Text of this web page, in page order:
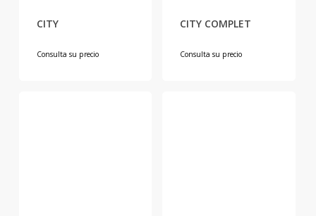
CITY
Consulta su precio
CITY COMPLET
Consulta su precio